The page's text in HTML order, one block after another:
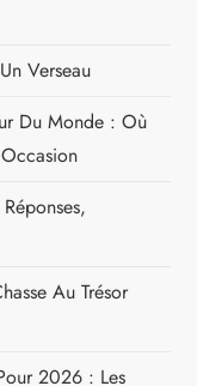
Verseau
Du Monde : Où
Au Trésor
2026 : Les